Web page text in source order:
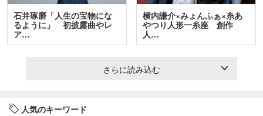
石井琢磨「人生の宝物にな
るように」 初披露曲やレ
ア…
横内謙介×みょんふぁ×糸あ
やつり人形一糸座 創作
人…
さらに読み込む
人気のキーワード